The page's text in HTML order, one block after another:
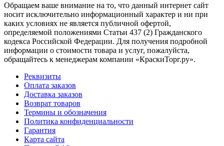
Обращаем ваше внимание на то, что данный интернет сайт
носит исключительно информационный характер и ни при
каких условиях не является публичной офертой,
определяемой положениями Статьи 437 (2) Гражданского
кодекса Российской Федерации. Для получения подробной
информации о стоимости товара и услуг, пожалуйста,
обращайтесь к менеджерам компании «КраскиТорг.ру».
Реквизиты
Оплата заказов
Доставка заказов
Возврат товаров
Термины и обозначения
Политика конфиденциальности
Гарантия
Карта сайта